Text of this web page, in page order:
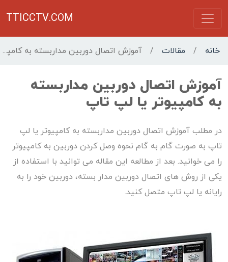
TTICCTV.COM
خانه / مقالات / آموزش اتصال دوربین مداربسته به کامپیوتر یا لپ تاپ
آموزش اتصال دوربین مداربسته
به کامپیوتر یا لپ تاپ
در مطلب آموزش اتصال دوربین مداربسته به کامپیوتر یا لپ
تاپ به صورت گام به گام نحوه وصل كردن دوربين به كامپيوتر
را می خوانید. بعد از مطالعه این مقاله می توانید با استفاده از
یکی از روش های اتصال دوربین مدار بسته، دوربین خود را به
رایانه یا لپ تاپ متصل کنید.